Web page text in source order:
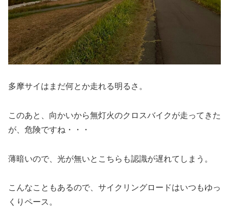
多摩サイはまだ何とか走れる明るさ。
このあと、向かいから無灯火のクロスバイクが走ってきた
が、危険ですね・・・
薄暗いので、光が無いとこちらも認識が遅れてしまう。
こんなこともあるので、サイクリングロードはいつもゆっ
くりペース。